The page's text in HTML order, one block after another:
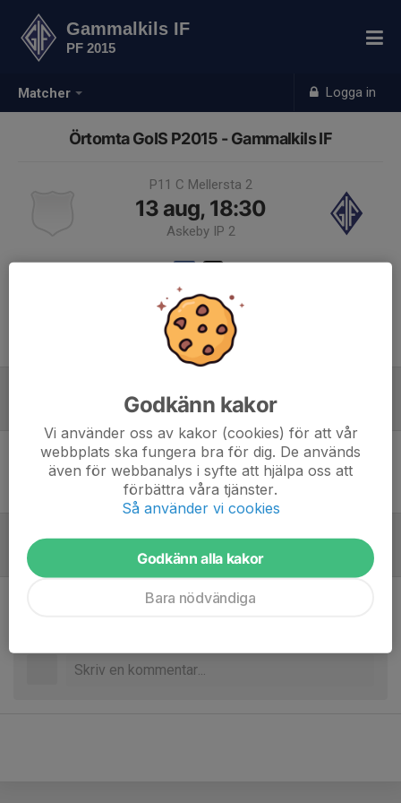
Matcher Logga in
Gammalkils IF
PF 2015
Örtomta GoIS P2015 - Gammalkils IF
P11 C Mellersta 2
13 aug, 18:30
Askeby IP 2
Samling 17:45
Anmälan är öppen för lagets medlemmar.
Laguppställning
Ingen uppställning ifylld
Inför match
Godkänn kakor
Vi använder oss av kakor (cookies) för att vår
webbplats ska fungera bra för dig. De används
även för webbanalys i syfte att hjälpa oss att
förbättra våra tjänster.
Så använder vi cookies
Godkänn alla kakor
Bara nödvändiga